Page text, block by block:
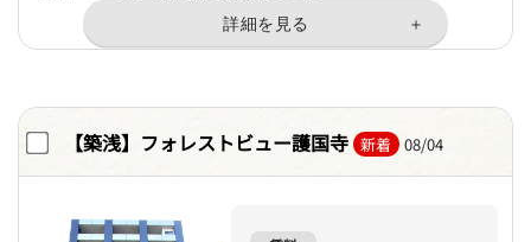
【築浅】フォレストビュー護国寺 新着 08/04